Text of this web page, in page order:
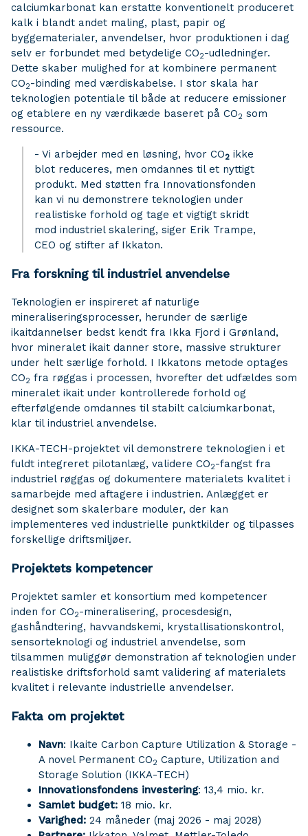
calciumkarbonat kan erstatte konventionelt produceret
kalk i blandt andet maling, plast, papir og
byggematerialer, anvendelser, hvor produktionen i dag
selv er forbundet med betydelige CO2-udledninger.
Dette skaber mulighed for at kombinere permanent
CO2-binding med værdiskabelse. I stor skala har
teknologien potentiale til både at reducere emissioner
og etablere en ny værdikæde baseret på CO2 som
ressource.
- Vi arbejder med en løsning, hvor CO2 ikke
blot reduceres, men omdannes til et nyttigt
produkt. Med støtten fra Innovationsfonden
kan vi nu demonstrere teknologien under
realistiske forhold og tage et vigtigt skridt
mod industriel skalering, siger Erik Trampe,
CEO og stifter af Ikkaton.
Fra forskning til industriel anvendelse
Teknologien er inspireret af naturlige
mineraliseringsprocesser, herunder de særlige
ikaitdannelser bedst kendt fra Ikka Fjord i Grønland,
hvor mineralet ikait danner store, massive strukturer
under helt særlige forhold. I Ikkatons metode optages
CO2 fra røggas i processen, hvorefter det udfældes som
mineralet ikait under kontrollerede forhold og
efterfølgende omdannes til stabilt calciumkarbonat,
klar til industriel anvendelse.
IKKA-TECH-projektet vil demonstrere teknologien i et
fuldt integreret pilotanlæg, validere CO2-fangst fra
industriel røggas og dokumentere materialets kvalitet i
samarbejde med aftagere i industrien. Anlægget er
designet som skalerbare moduler, der kan
implementeres ved industrielle punktkilder og tilpasses
forskellige driftsmiljøer.
Projektets kompetencer
Projektet samler et konsortium med kompetencer
inden for CO2-mineralisering, procesdesign,
gashåndtering, havvandskemi, krystallisationskontrol,
sensorteknologi og industriel anvendelse, som
tilsammen muliggør demonstration af teknologien under
realistiske driftsforhold samt validering af materialets
kvalitet i relevante industrielle anvendelser.
Fakta om projektet
Navn: Ikaite Carbon Capture Utilization & Storage -
A novel Permanent CO2 Capture, Utilization and
Storage Solution (IKKA-TECH)
Innovationsfondens investering: 13,4 mio. kr.
Samlet budget: 18 mio. kr.
Varighed: 24 måneder (maj 2026 - maj 2028)